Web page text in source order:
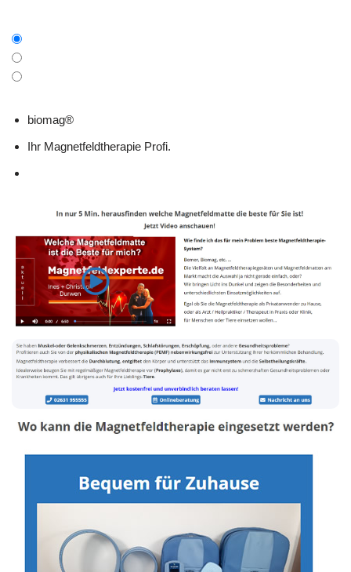
biomag®
Ihr Magnetfeldtherapie Profi.